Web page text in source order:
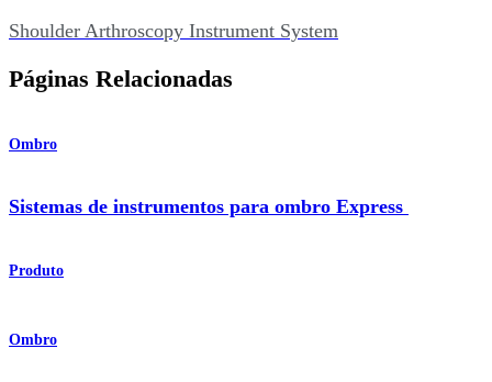
Shoulder Arthroscopy Instrument System
Páginas Relacionadas
Ombro
Sistemas de instrumentos para ombro Express
Produto
Ombro